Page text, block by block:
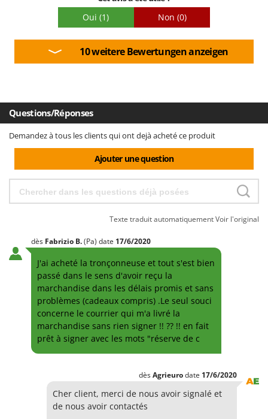
Oui (1) Non (0)
10 weitere Bewertungen anzeigen
Questions/Réponses
Demandez à tous les clients qui ont dejà acheté ce produit
Ajouter une question
Texte traduit automatiquementVoir l'original
dès Fabrizio B.(Pa) date 17/6/2020
J'ai acheté la tronçonneuse et tout s'est bien
passé dans le sens d'avoir reçu la
marchandise dans les délais promis et sans
problèmes (cadeaux compris) .Le seul souci
concerne le courrier qui m'a livré la
marchandise sans rien signer !! ?? !! en fait
prêt à signer avec les mots "réserve de c
dèsAgrieurodate 17/6/2020
Cher client, merci de nous avoir signalé et
de nous avoir contactés